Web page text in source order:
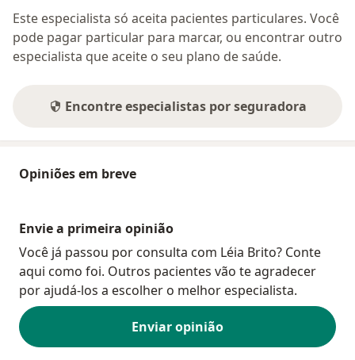
Este especialista só aceita pacientes particulares. Você
pode pagar particular para marcar, ou encontrar outro
especialista que aceite o seu plano de saúde.
Encontre especialistas por seguradora
Opiniões em breve
Envie a primeira opinião
Você já passou por consulta com Léia Brito? Conte
aqui como foi. Outros pacientes vão te agradecer
por ajudá-los a escolher o melhor especialista.
Enviar opinião